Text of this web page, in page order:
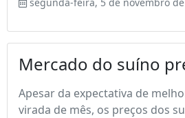
Mercado do suíno
Apesar da expectativa de
virada de mês, os preços dos